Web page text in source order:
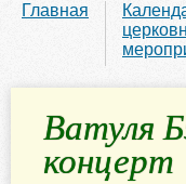
Главная
Ватуля
концерт